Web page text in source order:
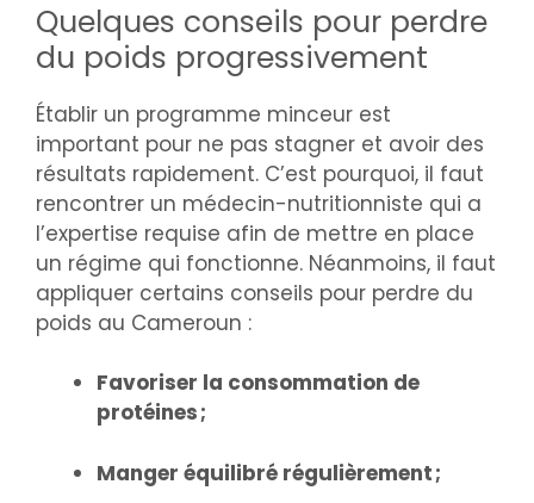
Quelques conseils pour perdre
du poids progressivement
Établir un programme minceur est
important pour ne pas stagner et avoir des
résultats rapidement. C’est pourquoi, il faut
rencontrer un médecin-nutritionniste qui a
l’expertise requise afin de mettre en place
un régime qui fonctionne. Néanmoins, il faut
appliquer certains conseils pour perdre du
poids au Cameroun :
Favoriser la consommation de
protéines ;
Manger équilibré régulièrement ;